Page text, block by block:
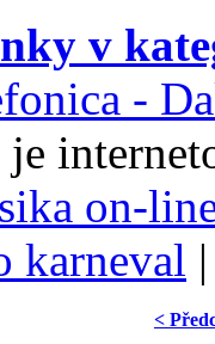
v
-
je
on-
karneval
<